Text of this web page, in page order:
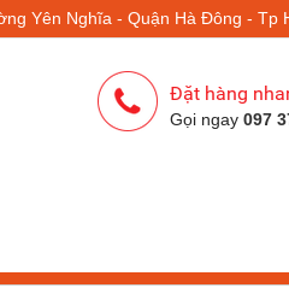
Yên Nghĩa - Quận Hà Đông - Tp
Đặt hàng
Gọi ngay 097